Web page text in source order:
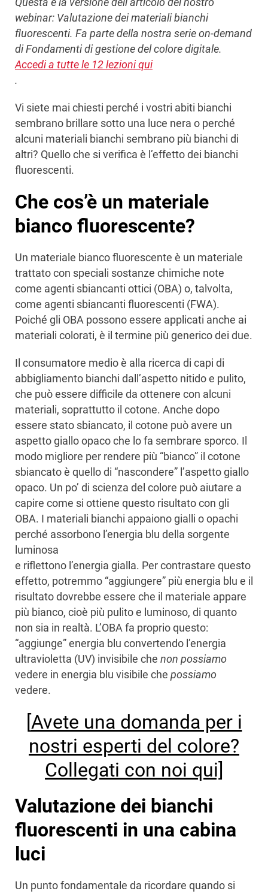
webinar: Valutazione dei materiali bianchi
fluorescenti. Fa parte della nostra serie on-demand
di Fondamenti di gestione del colore digitale.
Accedi a tutte le 12 lezioni qui
.
Vi siete mai chiesti perché i vostri abiti bianchi
sembrano brillare sotto una luce nera o perché
alcuni materiali bianchi sembrano più bianchi di
altri? Quello che si verifica è l’effetto dei bianchi
fluorescenti.
Che cos’è un materiale
bianco fluorescente?
Un materiale bianco fluorescente è un materiale
trattato con speciali sostanze chimiche note
come agenti sbiancanti ottici (OBA) o, talvolta,
come agenti sbiancanti fluorescenti (FWA).
Poiché gli OBA possono essere applicati anche ai
materiali colorati, è il termine più generico dei due.
Il consumatore medio è alla ricerca di capi di
abbigliamento bianchi dall’aspetto nitido e pulito,
che può essere difficile da ottenere con alcuni
materiali, soprattutto il cotone. Anche dopo
essere stato sbiancato, il cotone può avere un
aspetto giallo opaco che lo fa sembrare sporco. Il
modo migliore per rendere più “bianco” il cotone
sbiancato è quello di “nascondere” l’aspetto giallo
opaco. Un po’ di scienza del colore può aiutare a
capire come si ottiene questo risultato con gli
OBA. I materiali bianchi appaiono gialli o opachi
perché assorbono l’energia blu della sorgente
luminosa
e riflettono l’energia gialla. Per contrastare questo
effetto, potremmo “aggiungere” più energia blu e il
risultato dovrebbe essere che il materiale appare
più bianco, cioè più pulito e luminoso, di quanto
non sia in realtà. L’OBA fa proprio questo:
“aggiunge” energia blu convertendo l’energia
ultravioletta (UV) invisibile che non possiamo
vedere in energia blu visibile che possiamo
vedere.
[Avete una domanda per i
nostri esperti del colore?
Collegati con noi qui]
Valutazione dei bianchi
fluorescenti in una cabina
luci
Un punto fondamentale da ricordare quando si